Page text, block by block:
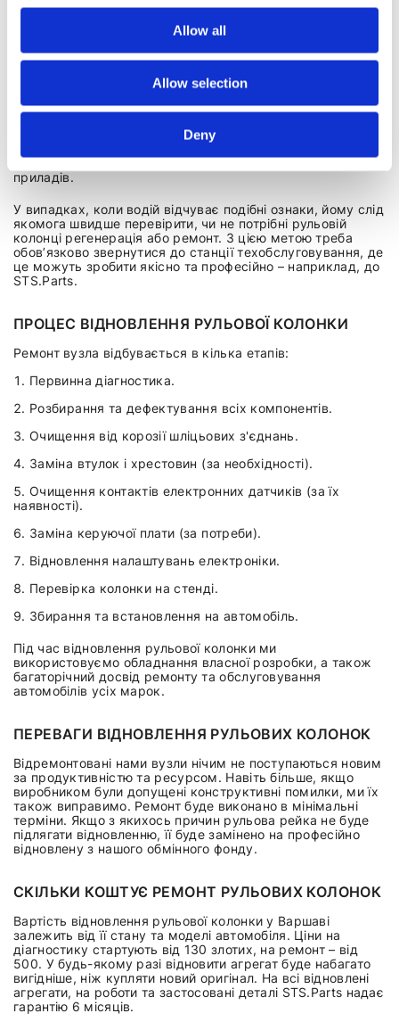
Allow all
Allow selection
Deny
Симптомами несправності цього вузла будуть:
стуки та хруст при обертанні керма;
люфт, зокрема у вертикальному напрямку;
ривки та застрягання керма;
важкість, збільшення зусилля для повороту;
індикація жовтого або червоного керма на панелі
приладів.
У випадках, коли водій відчуває подібні ознаки, йому слід
якомога швидше перевірити, чи не потрібні рульовій
колонці регенерація або ремонт. З цією метою треба
обов’язково звернутися до станції техобслуговування, де
це можуть зробити якісно та професійно – наприклад, до
STS.Parts.
ПРОЦЕС ВІДНОВЛЕННЯ РУЛЬОВОЇ КОЛОНКИ
Ремонт вузла відбувається в кілька етапів:
Первинна діагностика.
Розбирання та дефектування всіх компонентів.
Очищення від корозії шліцьових з'єднань.
Заміна втулок і хрестовин (за необхідності).
Очищення контактів електронних датчиків (за їх
наявності).
Заміна керуючої плати (за потреби).
Відновлення налаштувань електроніки.
Перевірка колонки на стенді.
Збирання та встановлення на автомобіль.
Під час відновлення рульової колонки ми
використовуємо обладнання власної розробки, а також
багаторічний досвід ремонту та обслуговування
автомобілів усіх марок.
ПЕРЕВАГИ ВІДНОВЛЕННЯ РУЛЬОВИХ КОЛОНОК
Відремонтовані нами вузли нічим не поступаються новим
за продуктивністю та ресурсом. Навіть більше, якщо
виробником були допущені конструктивні помилки, ми їх
також виправимо. Ремонт буде виконано в мінімальні
терміни. Якщо з якихось причин рульова рейка не буде
підлягати відновленню, її буде замінено на професійно
відновлену з нашого обмінного фонду.
СКІЛЬКИ КОШТУЄ РЕМОНТ РУЛЬОВИХ КОЛОНОК
Вартість відновлення рульової колонки у Варшаві
залежить від її стану та моделі автомобіля. Ціни на
діагностику стартують від 130 злотих, на ремонт – від
500. У будь-якому разі відновити агрегат буде набагато
вигідніше, ніж купляти новий оригінал. На всі відновлені
агрегати, на роботи та застосовані деталі STS.Parts надає
гарантію 6 місяців.